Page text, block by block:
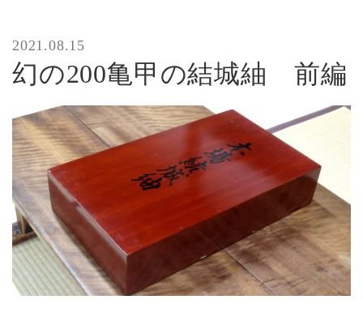
2021.08.15
幻の200亀甲の結城紬 前編